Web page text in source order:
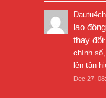
lao
thay đổi
chính
lên tân
Dec 27,